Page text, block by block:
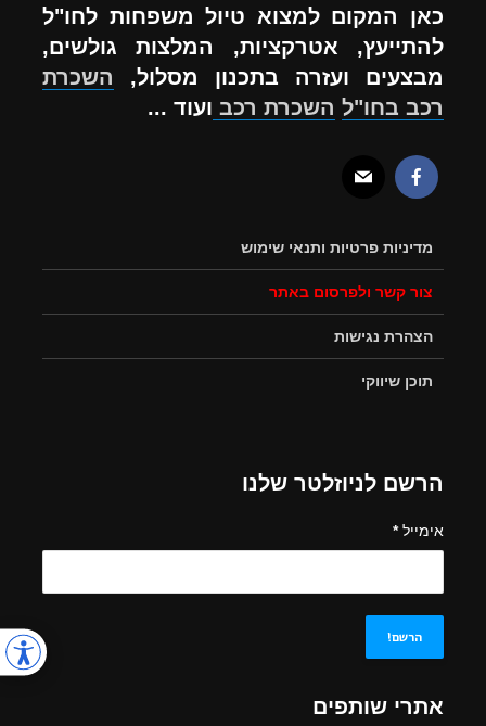
כאן המקום למצוא טיול משפחות לחו"ל
להתייעץ, אטרקציות, המלצות גולשים,
מבצעים ועזרה בתכנון מסלול, השכרת
רכב בחו"ל השכרת רכב ועוד ...
מדיניות פרטיות ותנאי שימוש
צור קשר ולפרסום באתר
הצהרת נגישות
תוכן שיווקי
הרשם לניוזלטר שלנו
אימייל*
אתרי שותפים